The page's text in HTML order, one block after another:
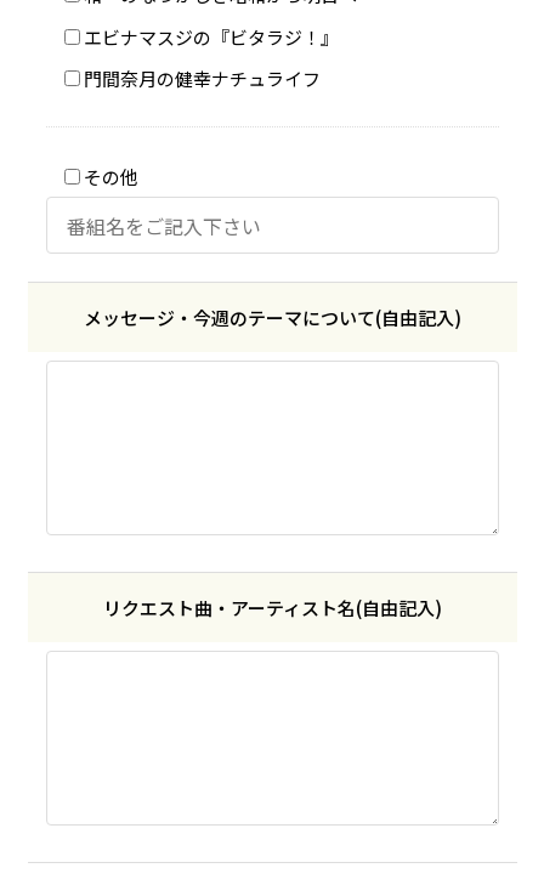
エビナマスジの『ビタラジ！』
門間奈月の健幸ナチュライフ
その他
メッセージ・ 今週のテーマについて(自由記入)
リクエスト曲・ アーティスト名(自由記入)